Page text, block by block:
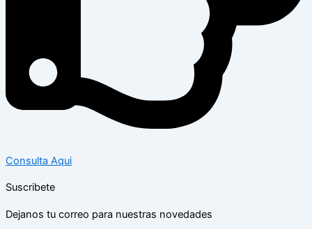
Consulta Aqui
Suscribete
Dejanos tu correo para nuestras novedades